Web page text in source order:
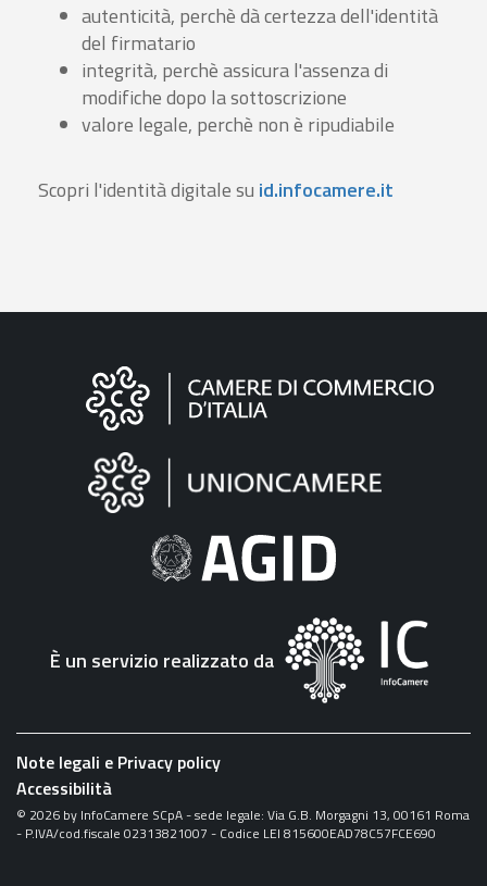
autenticità, perchè dà certezza dell'identità
del firmatario
integrità, perchè assicura l'assenza di
modifiche dopo la sottoscrizione
valore legale, perchè non è ripudiabile
Scopri l'identità digitale su id.infocamere.it
Informazioni
"Fattura
Elettronica"
È un servizio realizzato da
Note legali e Privacy policy
Accessibilità
© 2026 by InfoCamere SCpA - sede legale: Via G.B. Morgagni 13, 00161 Roma
- P.IVA/cod.fiscale 02313821007 - Codice LEI 815600EAD78C57FCE690